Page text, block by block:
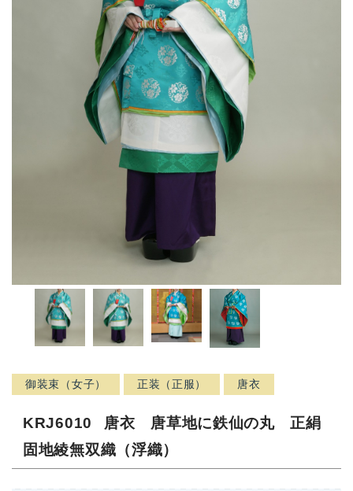
御装束（女子） 正装（正服） 唐衣
KRJ6010
唐衣 唐草地に鉄仙の丸 正絹
固地綾無双織（浮織）